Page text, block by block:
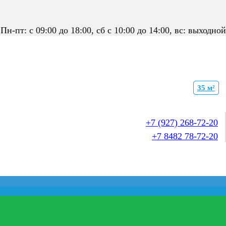
Пн-пт: с 09:00 до 18:00, сб с 10:00 до 14:00, вс: выходной
+7 (927) 268-72-20
+7 8482 78-72-20
35 м²
35 м²